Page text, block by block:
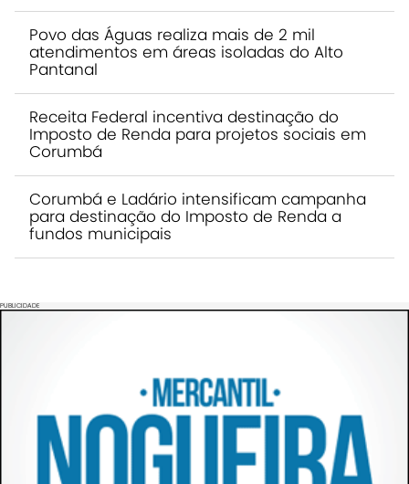
Povo das Águas realiza mais de 2 mil
atendimentos em áreas isoladas do Alto
Pantanal
Receita Federal incentiva destinação do
Imposto de Renda para projetos sociais em
Corumbá
Corumbá e Ladário intensificam campanha
para destinação do Imposto de Renda a
fundos municipais
PUBLICIDADE